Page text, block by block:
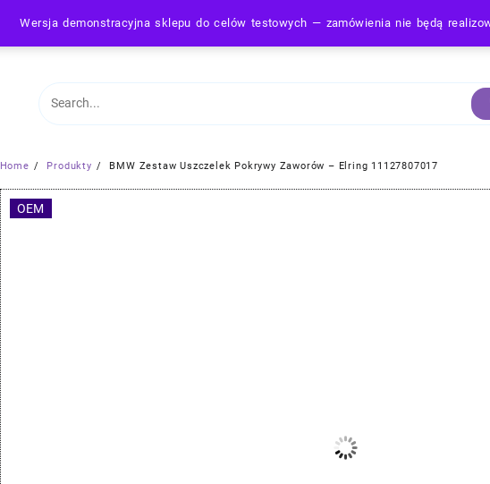
Wersja demonstracyjna sklepu do celów testowych — zamówienia nie będą
Home Produkty BMW Zestaw Uszczelek Pokrywy Zaworów – Elring 11127807017
OEM